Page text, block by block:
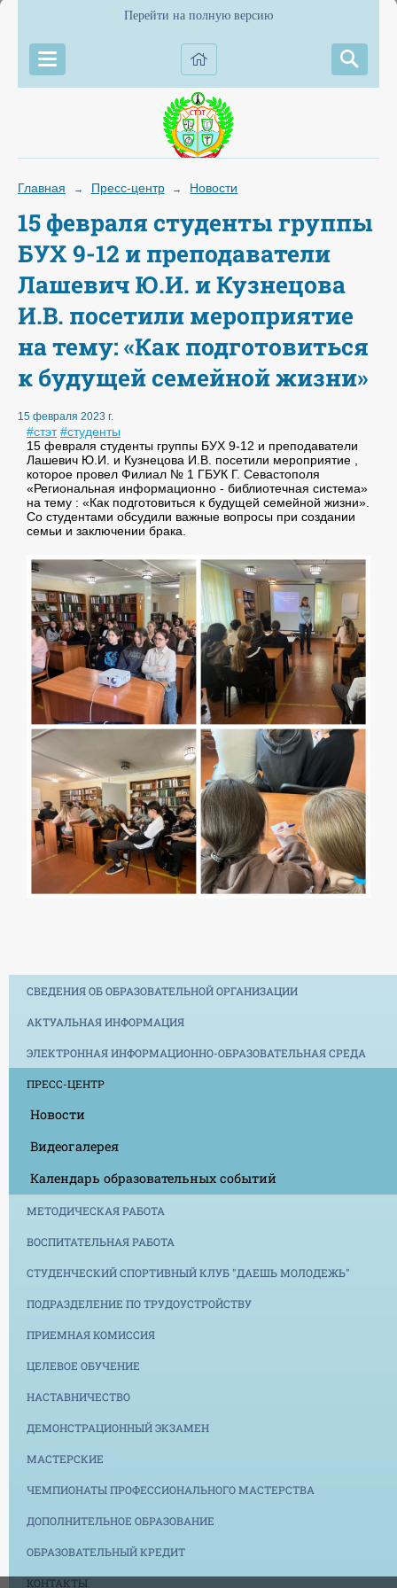
Перейти на полную версию
Главная → Пресс-центр → Новости
15 февраля студенты группы
БУХ 9-12 и преподаватели
Лашевич Ю.И. и Кузнецова
И.В. посетили мероприятие
на тему: «Как подготовиться
к будущей семейной жизни»
15 февраля 2023 г.
#стэт #студенты
15 февраля студенты группы БУХ 9-12 и преподаватели
Лашевич Ю.И. и Кузнецова И.В. посетили мероприятие ,
которое провел Филиал № 1 ГБУК Г. Севастополя
«Региональная информационно - библиотечная система»
на тему : «Как подготовиться к будущей семейной жизни».
Со студентами обсудили важные вопросы при создании
семьи и заключении брака.
СВЕДЕНИЯ ОБ ОБРАЗОВАТЕЛЬНОЙ ОРГАНИЗАЦИИ
АКТУАЛЬНАЯ ИНФОРМАЦИЯ
ЭЛЕКТРОННАЯ ИНФОРМАЦИОННО-ОБРАЗОВАТЕЛЬНАЯ СРЕДА
ПРЕСС-ЦЕНТР
Новости
Видеогалерея
Календарь образовательных событий
МЕТОДИЧЕСКАЯ РАБОТА
ВОСПИТАТЕЛЬНАЯ РАБОТА
СТУДЕНЧЕСКИЙ СПОРТИВНЫЙ КЛУБ "ДАЕШЬ МОЛОДЕЖЬ"
ПОДРАЗДЕЛЕНИЕ ПО ТРУДОУСТРОЙСТВУ
ПРИЕМНАЯ КОМИССИЯ
ЦЕЛЕВОЕ ОБУЧЕНИЕ
НАСТАВНИЧЕСТВО
ДЕМОНСТРАЦИОННЫЙ ЭКЗАМЕН
МАСТЕРСКИЕ
ЧЕМПИОНАТЫ ПРОФЕССИОНАЛЬНОГО МАСТЕРСТВА
ДОПОЛНИТЕЛЬНОЕ ОБРАЗОВАНИЕ
ОБРАЗОВАТЕЛЬНЫЙ КРЕДИТ
КОНТАКТЫ